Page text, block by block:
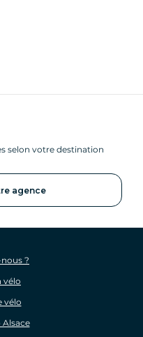
selon votre destination
agence
?
vélo
vélo